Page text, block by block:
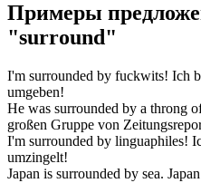
Примеры
"surround"
I'm surrounded by fuckwits! Ich
umgeben!
He was surrounded by a throng
großen Gruppe von
I'm surrounded by linguaphiles!
umzingelt!
Japan is surrounded by sea.